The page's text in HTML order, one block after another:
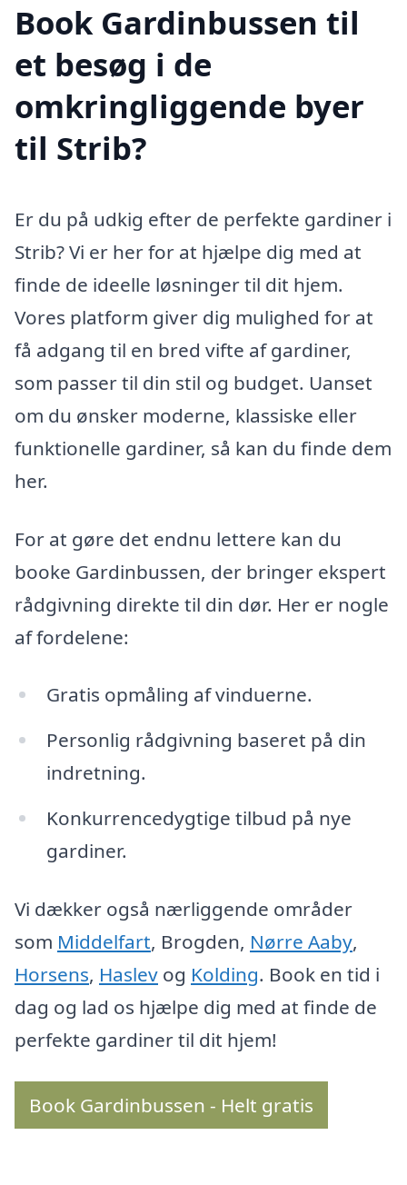
Book Gardinbussen til
et besøg i de
omkringliggende byer
til Strib?
Er du på udkig efter de perfekte gardiner i
Strib? Vi er her for at hjælpe dig med at
finde de ideelle løsninger til dit hjem.
Vores platform giver dig mulighed for at
få adgang til en bred vifte af gardiner,
som passer til din stil og budget. Uanset
om du ønsker moderne, klassiske eller
funktionelle gardiner, så kan du finde dem
her.
For at gøre det endnu lettere kan du
booke Gardinbussen, der bringer ekspert
rådgivning direkte til din dør. Her er nogle
af fordelene:
Gratis opmåling af vinduerne.
Personlig rådgivning baseret på din
indretning.
Konkurrencedygtige tilbud på nye
gardiner.
Vi dækker også nærliggende områder
som Middelfart, Brogden, Nørre Aaby,
Horsens, Haslev og Kolding. Book en tid i
dag og lad os hjælpe dig med at finde de
perfekte gardiner til dit hjem!
Book Gardinbussen - Helt gratis